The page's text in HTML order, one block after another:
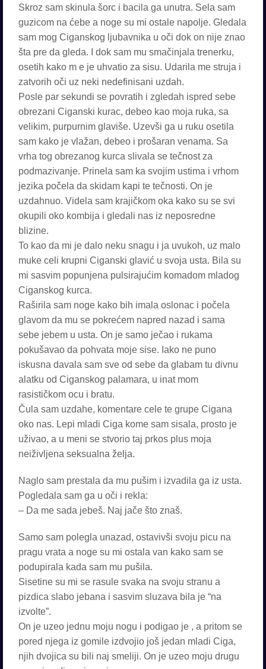
Skroz sam skinula šorc i bacila ga unutra. Sela sam
guzicom na ćebe a noge su mi ostale napolje. Gledala
sam mog Ciganskog ljubavnika u oči dok on nije znao
šta pre da gleda. I dok sam mu smačinjala trenerku,
osetih kako m e je uhvatio za sisu. Udarila me struja i
zatvorih oči uz neki nedefinisani uzdah.
Posle par sekundi se povratih i zgledah ispred sebe
obrezani Ciganski kurac, debeo kao moja ruka, sa
velikim, purpurnim glaviše. Uzevši ga u ruku osetila
sam kako je vlažan, debeo i prošaran venama. Sa
vrha tog obrezanog kurca slivala se tečnost za
podmazivanje. Prinela sam ka svojim ustima i vrhom
jezika počela da skidam kapi te tečnosti. On je
uzdahnuo. Videla sam krajičkom oka kako su se svi
okupili oko kombija i gledali nas iz neposredne
blizine.
To kao da mi je dalo neku snagu i ja uvukoh, uz malo
muke celi krupni Ciganski glavić u svoja usta. Bila su
mi sasvim popunjena pulsirajućim komadom mladog
Ciganskog kurca.
Raširila sam noge kako bih imala oslonac i počela
glavom da mu se pokrećem napred nazad i sama
sebe jebem u usta. On je samo ječao i rukama
pokušavao da pohvata moje sise. Iako ne puno
iskusna davala sam sve od sebe da glabam tu divnu
alatku od Ciganskog palamara, u inat mom
rasističkom ocu i bratu.
Čula sam uzdahe, komentare cele te grupe Cigana
oko nas. Lepi mladi Ciga kome sam sisala, prosto je
uživao, a u meni se stvorio taj prkos plus moja
neiživljena seksualna želja.
Naglo sam prestala da mu pušim i izvadila ga iz usta.
Pogledala sam ga u oči i rekla:
– Da me sada jebeš. Naj jače što znaš.
Samo sam polegla unazad, ostavivši svoju picu na
pragu vrata a noge su mi ostala van kako sam se
podupirala kada sam mu pušila.
Sisetine su mi se rasule svaka na svoju stranu a
pizdica slabo jebana i sasvim sluzava bila je “na
izvolte”.
On je uzeo jednu moju nogu i podigao je , a pritom se
pored njega iz gomile izdvojio još jedan mladi Ciga,
njih dvojica su bili naj smeliji. On je uzeo moju drugu